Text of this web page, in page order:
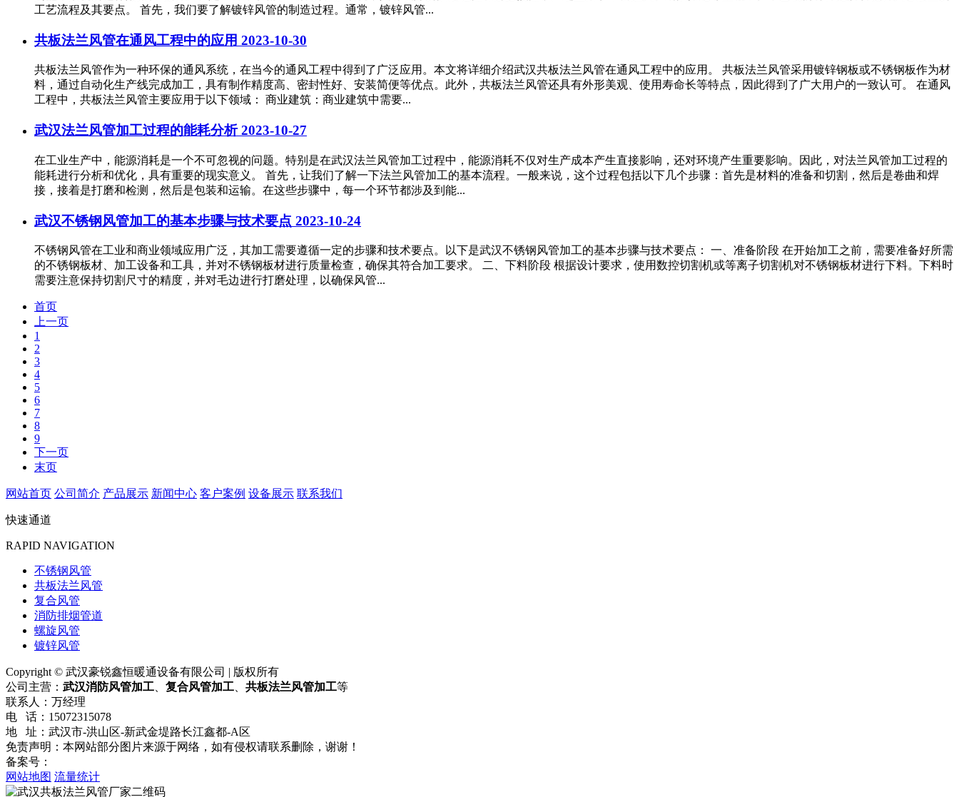
工艺流程及其要点。 首先，我们要了解镀锌风管的制造过程。通常，镀锌风管...
共板法兰风管在通风工程中的应用 2023-10-30
共板法兰风管作为一种环保的通风系统，在当今的通风工程中得到了广泛应用。本文将详细介绍武汉共板法兰风管在通风工程中的应用。 共板法兰风管采用镀锌钢板或不锈钢板作为材
料，通过自动化生产线完成加工，具有制作精度高、密封性好、安装简便等优点。此外，共板法兰风管还具有外形美观、使用寿命长等特点，因此得到了广大用户的一致认可。 在通风
工程中，共板法兰风管主要应用于以下领域： 商业建筑：商业建筑中需要...
武汉法兰风管加工过程的能耗分析2023-10-27
在工业生产中，能源消耗是一个不可忽视的问题。特别是在武汉法兰风管加工过程中，能源消耗不仅对生产成本产生直接影响，还对环境产生重要影响。因此，对法兰风管加工过程的
能耗进行分析和优化，具有重要的现实意义。 首先，让我们了解一下法兰风管加工的基本流程。一般来说，这个过程包括以下几个步骤：首先是材料的准备和切割，然后是卷曲和焊
接，接着是打磨和检测，然后是包装和运输。在这些步骤中，每一个环节都涉及到能...
武汉不锈钢风管加工的基本步骤与技术要点 2023-10-24
不锈钢风管在工业和商业领域应用广泛，其加工需要遵循一定的步骤和技术要点。以下是武汉不锈钢风管加工的基本步骤与技术要点： 一、准备阶段 在开始加工之前，需要准备好所需
的不锈钢板材、加工设备和工具，并对不锈钢板材进行质量检查，确保其符合加工要求。 二、下料阶段 根据设计要求，使用数控切割机或等离子切割机对不锈钢板材进行下料。下料时
需要注意保持切割尺寸的精度，并对毛边进行打磨处理，以确保风管...
首页
上一页
1
2
3
4
5
6
7
8
9
下一页
末页
网站首页 公司简介 产品展示 新闻中心 客户案例 设备展示 联系我们
快速通道
RAPID NAVIGATION
不锈钢风管
共板法兰风管
复合风管
消防排烟管道
螺旋风管
镀锌风管
Copyright © 武汉豪锐鑫恒暖通设备有限公司 | 版权所有
公司主营： 武汉消防风管加工 复合风管加工 共板法兰风管加工等
联系人：万经理
电 话：15072315078
地 址：武汉市-洪山区-新武金堤路长江鑫都-A区
免责声明：本网站部分图片来源于网络，如有侵权请联系删除，谢谢！
备案号：
网站地图 流量统计